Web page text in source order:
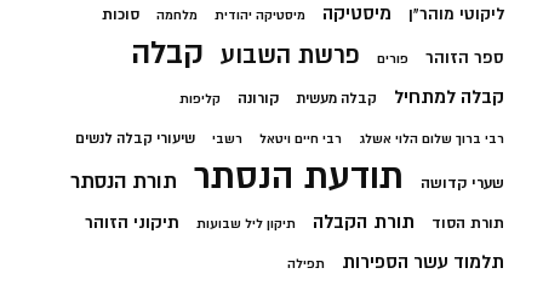
ליקוטי מוהר"ן מיסטיקה מיסטיקה יהודית מלחמה סוכות
ספר הזוהר פורים פרשת השבוע קבלה
קבלה למתחיל קבלה מעשית קורונה קליפות
רבי ברוך שלום הלוי אשלג רבי חיים ויטאל רשבי שיעורי קבלה לנשים
שערי קדושה תודעת הנסתר תורת הנסתר
תורת הסוד תורת הקבלה תיקון ליל שבועות תיקוני הזוהר
תלמוד עשר הספירות תפילה